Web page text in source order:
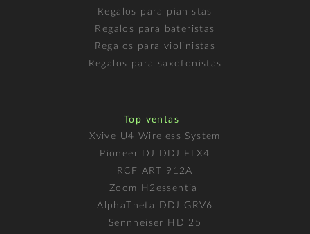
Regalos para pianistas
Regalos para bateristas
Regalos para violinistas
Regalos para saxofonistas
Top ventas
Xvive U4 Wireless System
Pioneer DJ DDJ FLX4
RCF ART 912A
Zoom H2essential
AlphaTheta DDJ GRV6
Sennheiser HD 25